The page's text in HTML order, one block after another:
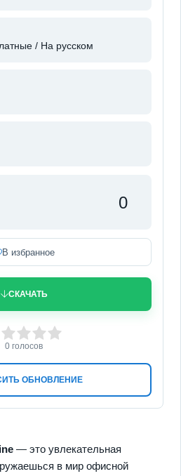
/ На русском
0
В избранное
СКАЧАТЬ
ОБНОВЛЕНИЕ
4 5
0 голосов
— это увлекательная
в мир офисной